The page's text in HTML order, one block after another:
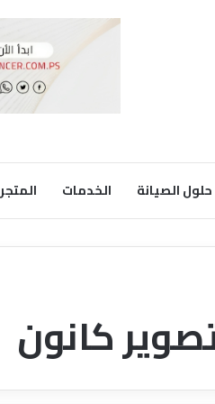
حلول الصيانة الخدمات المتجر
كانون